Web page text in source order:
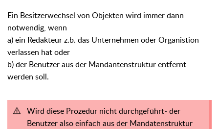
Ein Besitzerwechsel von Objekten wird immer dann
notwendig, wenn
a) ein Redakteur z.b. das Unternehmen oder Organistion
verlassen hat oder
b) der Benutzer aus der Mandantenstruktur entfernt
werden soll.
Wird diese Prozedur nicht durchgeführt- der
Benutzer also einfach aus der Mandatenstruktur